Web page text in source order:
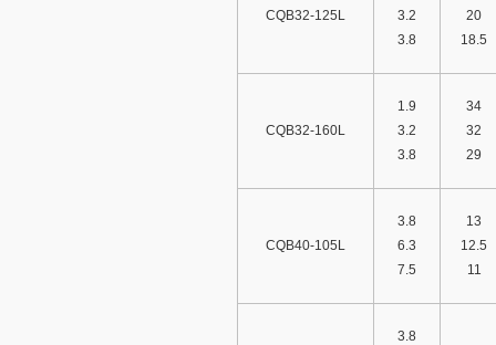
CQB32-125L
3.2
3.8
20
18.5
CQB32-160L
1.9
3.2
3.8
34
32
29
CQB40-105L
3.8
6.3
7.5
13
12.5
11
3.8